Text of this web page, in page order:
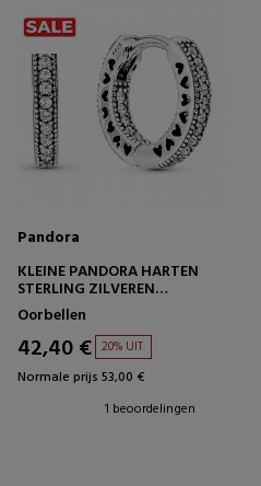
Pandora
KLEINE PANDORA HARTEN
STERLING ZILVEREN
OORRINGEN 296317CZ
Oorbellen
42,40 € 20% UIT.
Normale prijs 53,00 €
1 beoordelingen